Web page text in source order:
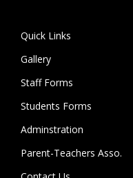
Quick Links
Gallery
Staff Forms
Students Forms
Adminstration
Parent-Teachers Asso.